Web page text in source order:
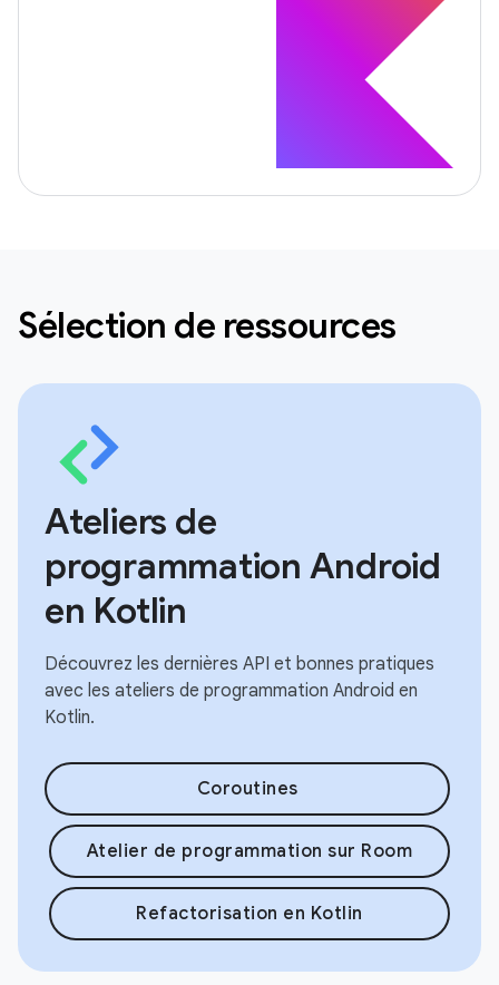
Sélection de ressources
Ateliers de
programmation Android
en Kotlin
Découvrez les dernières API et bonnes pratiques
avec les ateliers de programmation Android en
Kotlin.
Coroutines
Atelier de programmation sur Room
Refactorisation en Kotlin